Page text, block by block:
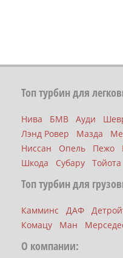
Топ турбин для
Нива БМВ Ауди
Лэнд Ровер
Мазда
Ниссан
Опель Пежо
Шкода
Субару Тойота
Топ турбин для
Камминс ДАФ
Комацу
Ман
О компании: